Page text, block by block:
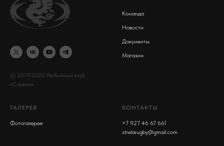
© 2019-2020 Регбийный клуб
«Стрела»
Команда
Новости
Документы
Магазин
ГАЛЕРЕЯ
Фотогалерея
КОНТАКТЫ
+7 927 46 67 661
strelarugby@gmail.com